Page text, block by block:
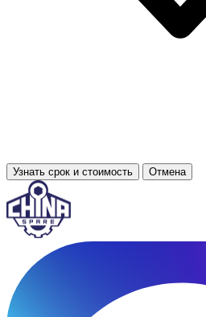
Узнать срок и стоимость Отмена